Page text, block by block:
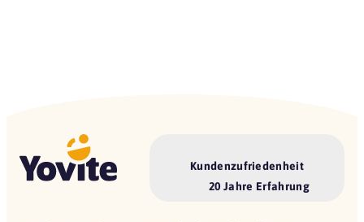
Kundenzufriedenheit
20 Jahre Erfahrung